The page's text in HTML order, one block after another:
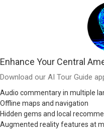
Enhance Your Central
Download our AI Tour Guide
Audio commentary in multiple
Offline maps and navigation
Hidden gems and local
Augmented reality features at